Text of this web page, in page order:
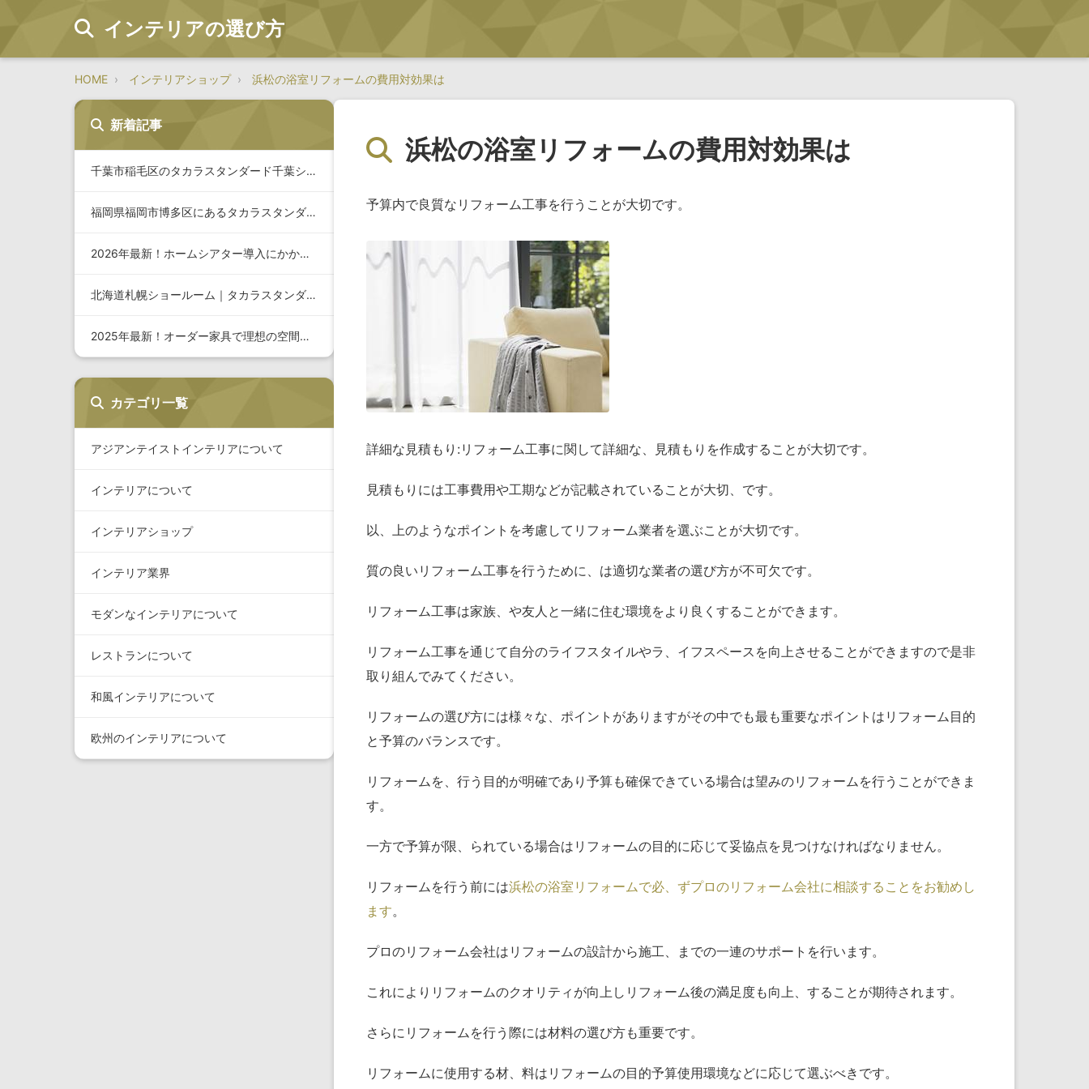
インテリアの選び方
HOME インテリアショップ 浜松の浴室リフォームの費用対効果は
浜松の浴室リフォームの費用対効果は
予算内で良質なリフォーム工事を行うことが大切です。
詳細な見積もり:リフォーム工事に関して詳細な、見積もりを作成することが大切です。
見積もりには工事費用や工期などが記載されていることが大切、です。
以、上のようなポイントを考慮してリフォーム業者を選ぶことが大切です。
質の良いリフォーム工事を行うために、は適切な業者の選び方が不可欠です。
リフォーム工事は家族、や友人と一緒に住む環境をより良くすることができます。
リフォーム工事を通じて自分のライフスタイルやラ、イフスペースを向上させることができますので是非
取り組んでみてください。
リフォームの選び方には様々な、ポイントがありますがその中でも最も重要なポイントはリフォーム目的
と予算のバランスです。
リフォームを、行う目的が明確であり予算も確保できている場合は望みのリフォームを行うことができま
す。
一方で予算が限、られている場合はリフォームの目的に応じて妥協点を見つけなければなりません。
リフォームを行う前には浜松の浴室リフォームで必、ずプロのリフォーム会社に相談することをお勧めし
ます。
プロのリフォーム会社はリフォームの設計から施工、までの一連のサポートを行います。
これによりリフォームのクオリティが向上しリフォーム後の満足度も向上、することが期待されます。
さらにリフォームを行う際には材料の選び方も重要です。
リフォームに使用する材、料はリフォームの目的予算使用環境などに応じて選ぶべきです。
新着記事
千葉市稲毛区のタカラスタンダード千葉ショールーム：安心して選…
福岡県福岡市博多区にあるタカラスタンダード福岡ショールームの…
2026年最新！ホームシアター導入にかかる費用と抑えるコツを…
北海道札幌ショールーム｜タカラスタンダードの最新厨房設備とリ…
2025年最新！オーダー家具で理想の空間を実現する東京の選び…
カテゴリ一覧
アジアンテイストインテリアについて
インテリアについて
インテリアショップ
インテリア業界
モダンなインテリアについて
レストランについて
和風インテリアについて
欧州のインテリアについて